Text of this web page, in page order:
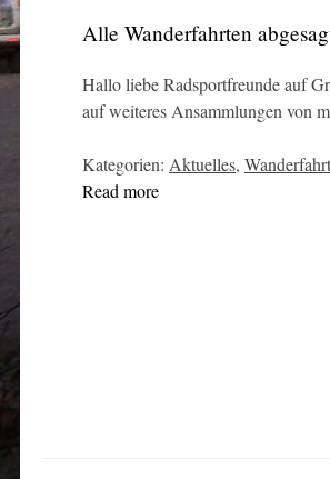
Alle Wanderfahrten
Hallo liebe Radsportfreunde auf
auf weiteres Ansammlungen von
Kategorien: Aktuelles,
Read more